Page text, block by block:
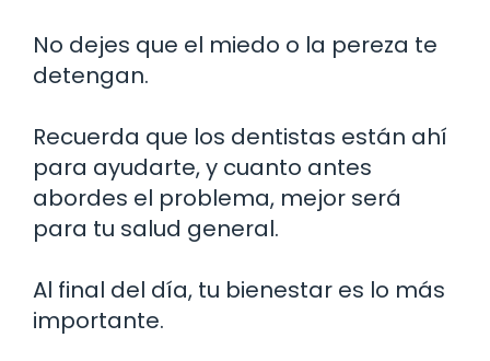
No dejes que el miedo o la pereza te
detengan.
Recuerda que los dentistas están ahí
para ayudarte, y cuanto antes
abordes el problema, mejor será
para tu salud general.
Al final del día, tu bienestar es lo más
importante.